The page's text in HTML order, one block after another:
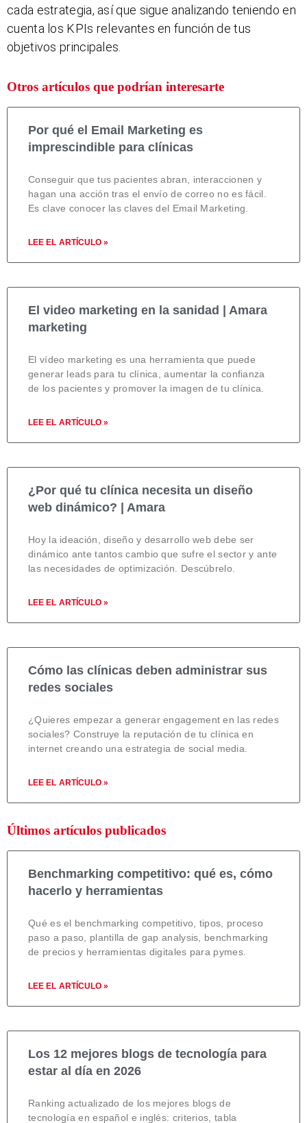
cada estrategia, así que sigue analizando teniendo en
cuenta los KPIs relevantes en función de tus
objetivos principales.
Otros artículos que podrían interesarte
Por qué el Email Marketing es
imprescindible para clínicas
Conseguir que tus pacientes abran, interaccionen y
hagan una acción tras el envío de correo no es fácil.
Es clave conocer las claves del Email Marketing.
LEE EL ARTÍCULO »
El video marketing en la sanidad | Amara
marketing
El vídeo marketing es una herramienta que puede
generar leads para tu clínica, aumentar la confianza
de los pacientes y promover la imagen de tu clínica.
LEE EL ARTÍCULO »
¿Por qué tu clínica necesita un diseño
web dinámico? | Amara
Hoy la ideación, diseño y desarrollo web debe ser
dinámico ante tantos cambio que sufre el sector y ante
las necesidades de optimización. Descúbrelo.
LEE EL ARTÍCULO »
Cómo las clínicas deben administrar sus
redes sociales
¿Quieres empezar a generar engagement en las redes
sociales? Construye la reputación de tu clínica en
internet creando una estrategia de social media.
LEE EL ARTÍCULO »
Últimos artículos publicados
Benchmarking competitivo: qué es, cómo
hacerlo y herramientas
Qué es el benchmarking competitivo, tipos, proceso
paso a paso, plantilla de gap analysis, benchmarking
de precios y herramientas digitales para pymes.
LEE EL ARTÍCULO »
Los 12 mejores blogs de tecnología para
estar al día en 2026
Ranking actualizado de los mejores blogs de
tecnología en español e inglés: criterios, tabla